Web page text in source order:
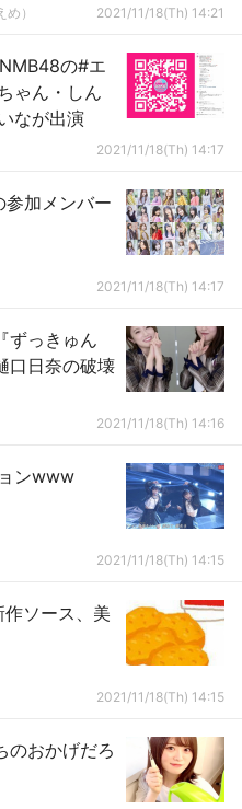
） 2021/11/18(Th) 14:21
の#エ
ゃん・しん
なが出演
2021/11/18(Th) 14:17
加メンバー
2021/11/18(Th) 14:17
ずっきゅん
口日奈の破壊
2021/11/18(Th) 14:16
ンwww
2021/11/18(Th) 14:15
作ソース、美
2021/11/18(Th) 14:15
のおかげだろ